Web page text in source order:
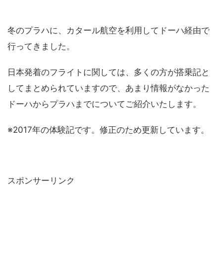
冬のプラハに、カタール航空を利用してドーハ経由で
行ってきました。
日本発着のフライトに関しては、多くの方が搭乗記と
してまとめられていますので、あまり情報がなかった
ドーハからプラハまでについてご紹介いたします。
※2017年の体験記です。修正のため更新しています。
スポンサーリンク